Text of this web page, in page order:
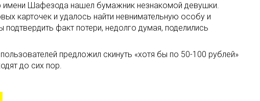
имени Шафезода нашел бумажник незнакомой девушки.
карточек и удалось найти невнимательную особу и
факт потери, недолго думая, поделились
предложил скинуть «хотя бы по 50-100 рублей»
до сих пор.